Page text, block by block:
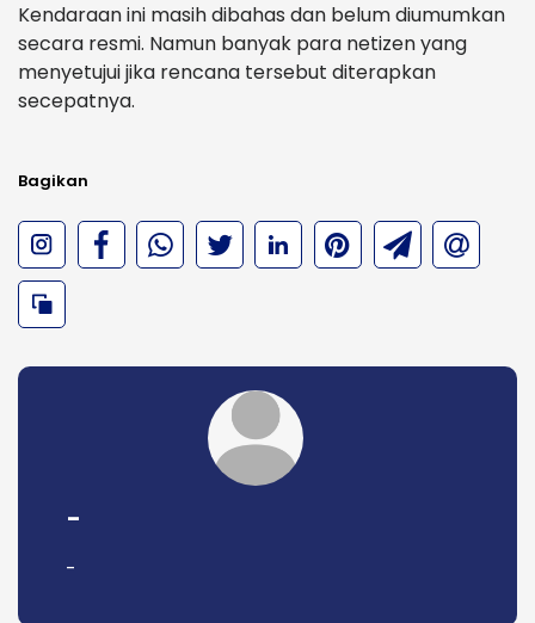
Kendaraan ini masih dibahas dan belum diumumkan
secara resmi. Namun banyak para netizen yang
menyetujui jika rencana tersebut diterapkan
secepatnya.
Bagikan
-
-